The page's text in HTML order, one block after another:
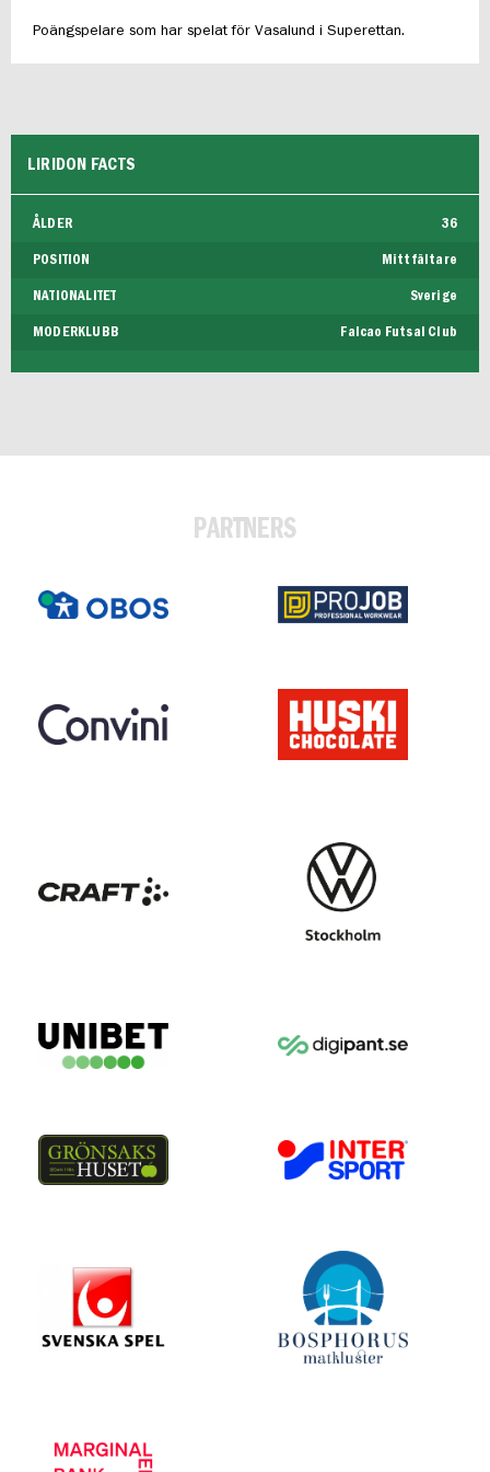
Poängspelare som har spelat för Vasalund i Superettan.
LIRIDON FACTS
ÅLDER 36
POSITION Mittfältare
NATIONALITET Sverige
MODERKLUBB Falcao Futsal Club
PARTNERS